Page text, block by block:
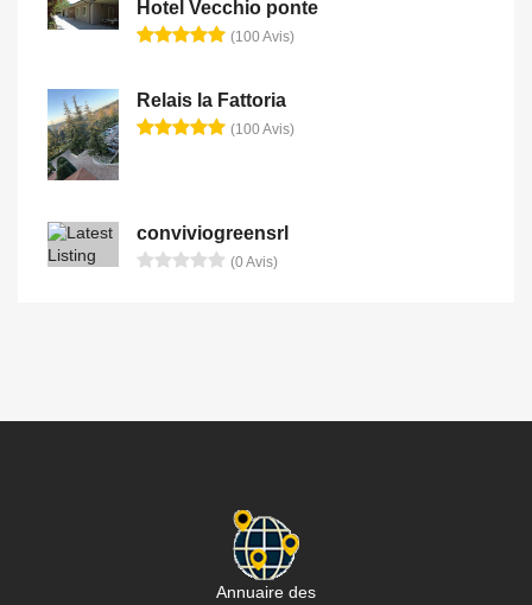
Hotel Vecchio ponte
(100 Avis)
Relais la Fattoria
(100 Avis)
conviviogreensrl
(0 Avis)
Annuaire des